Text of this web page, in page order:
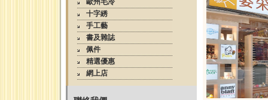
歐州毛冷
十字綉
手工藝
書及雜誌
佩件
精選優惠
網上店